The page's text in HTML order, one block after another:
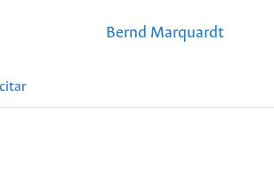
Bernd Marquardt